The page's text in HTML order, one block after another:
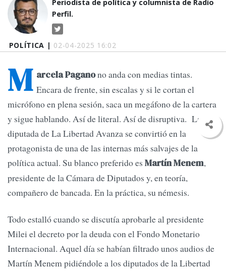
POLÍTICA | 02-04-2025 16:02
Periodista de política y columnista de Radio
Perfil.
M arcela Paganono anda con medias tintas.
Encara de frente, sin escalas y si le cortan el
micrófono en plena sesión, saca un megáfono de la cartera
y sigue hablando. Así de literal. Así de disruptiva. La
diputada de La Libertad Avanza se convirtió en la
protagonista de una de las internas más salvajes de la
política actual. Su blanco preferido es Martín Menem,
presidente de la Cámara de Diputados y, en teoría,
compañero de bancada. En la práctica, su némesis.
Todo estalló cuando se discutía aprobarle al presidente
Milei el decreto por la deuda con el Fondo Monetario
Internacional. Aquel día se habían filtrado unos audios de
Martín Menem pidiéndole a los diputados de la Libertad